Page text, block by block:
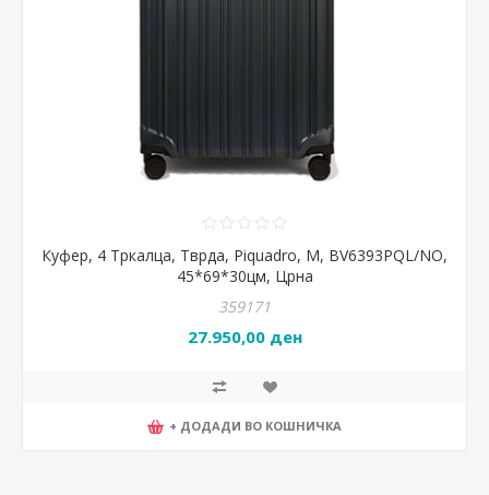
Куфер, 4 Тркалца, Тврда, Piquadro, М, BV6393PQL/NO,
45*69*30цм, Црна
359171
27.950,00 ден
+ ДОДАДИ ВО КОШНИЧКА